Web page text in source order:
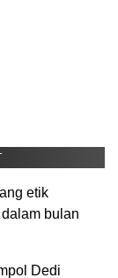
etik
bulan
Dedi